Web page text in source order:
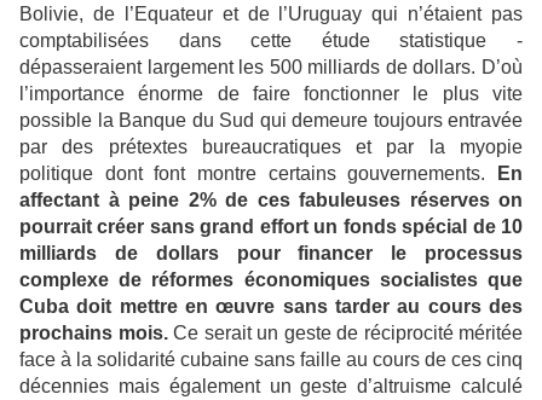
Bolivie, de l’Equateur et de l’Uruguay qui n’étaient pas
comptabilisées dans cette étude statistique -
dépasseraient largement les 500 milliards de dollars. D’où
l’importance énorme de faire fonctionner le plus vite
possible la Banque du Sud qui demeure toujours entravée
par des prétextes bureaucratiques et par la myopie
politique dont font montre certains gouvernements.
En
affectant à peine 2% de ces fabuleuses réserves on
pourrait créer sans grand effort un fonds spécial de 10
milliards de dollars pour financer le processus
complexe de réformes économiques socialistes que
Cuba doit mettre en œuvre sans tarder au cours des
prochains mois.Ce serait un geste de réciprocité méritée
face à la solidarité cubaine sans faille au cours de ces cinq
décennies mais également un geste d’altruisme calculé